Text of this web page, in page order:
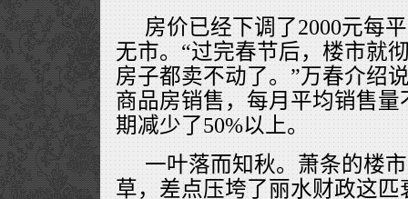
房价已经下调了2000元每
无市。“过完春节后，楼市就
房子都卖不动了。”万春介绍
商品房销售，每月平均销售量
期减少了50%以上。
一叶落而知秋。萧条的楼
草，差点压垮了丽水财政这匹